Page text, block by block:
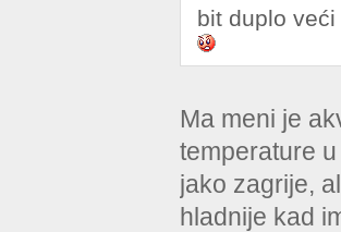
bit duplo
Ma meni je
temperature
jako zagrije,
hladnije kad